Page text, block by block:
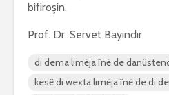
bifiroşin.
Prof. Dr. Servet Bayındır
di dema limêja înê de
kesê di wexta limêja înê de di